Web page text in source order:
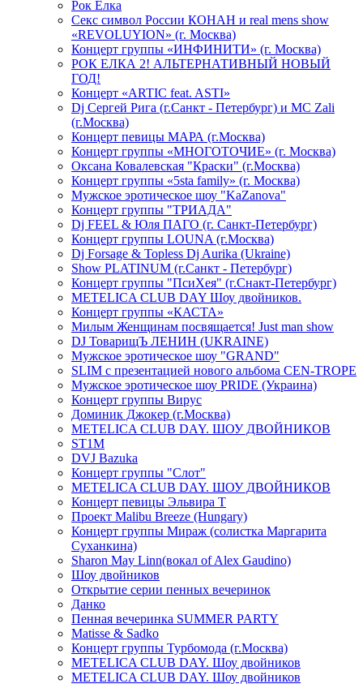
Рок Елка
Секс символ России КОНАН и real mens show
«REVOLUYION» (г. Москва)
Концерт группы «ИНФИНИТИ» (г. Москва)
РОК ЕЛКА 2! АЛЬТЕРНАТИВНЫЙ НОВЫЙ
ГОД!
Концерт «ARTIC feat. ASTI»
Dj Сергей Рига (г.Санкт - Петербург) и MC Zali
(г.Москва)
Концерт певицы МАРА (г.Москва)
Концерт группы «МНОГОТОЧИЕ» (г. Москва)
Оксана Ковалевская "Краски" (г.Москва)
Концерт группы «5sta family» (г. Москва)
Мужское эротическое шоу "KaZanova"
Концерт группы "ТРИАДА"
Dj FEEL & Юля ПАГО (г. Санкт-Петербург)
Концерт группы LOUNA (г.Москва)
Dj Forsage & Topless Dj Aurika (Ukraine)
Show PLATINUM (г.Санкт - Петербург)
Концерт группы "ПсиХея" (г.Снакт-Петербург)
METELICA CLUB DAY Шоу двойников.
Концерт группы «КАСТА»
Милым Женщинам посвящается! Just man show
DJ ТоварищЪ ЛЕНИН (UKRAINE)
Мужское эротическое шоу "GRAND"
SLIM с презентацией нового альбома CEN-TROPE
Мужское эротическое шоу PRIDE (Украина)
Концерт группы Вирус
Доминик Джокер (г.Москва)
METELICA CLUB DAY. ШОУ ДВОЙНИКОВ
ST1M
DVJ Bazuka
Концерт группы "Слот"
METELICA CLUB DAY. ШОУ ДВОЙНИКОВ
Концерт певицы Эльвира Т
Проект Malibu Breeze (Hungary)
Концерт группы Мираж (солистка Маргарита
Суханкина)
Sharon May Linn(вокал of Alex Gaudino)
Шоу двойников
Открытие серии пенных вечеринок
Данко
Пенная вечеринка SUMMER PARTY
Matisse & Sadko
Концерт группы Турбомода (г.Москва)
METELICA CLUB DAY. Шоу двойников
METELICA CLUB DAY. Шоу двойников